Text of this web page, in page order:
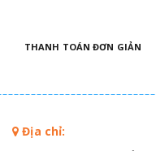
THANH TOÁN ĐƠN GIẢN
Địa chỉ: